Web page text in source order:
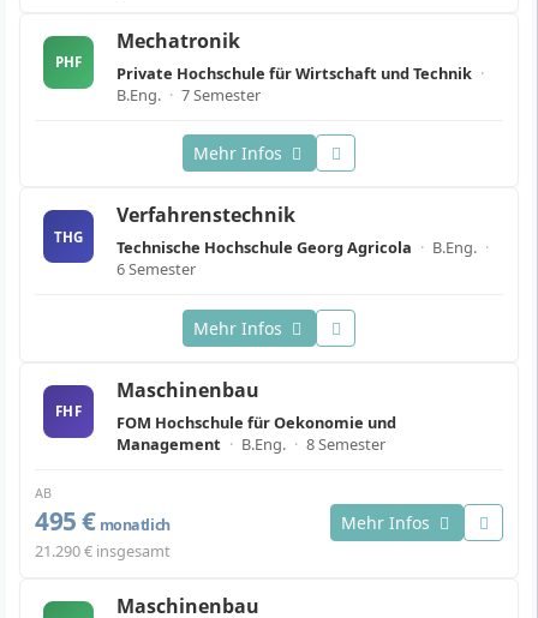
PHF
Mechatronik
Private Hochschule für Wirtschaft und Technik ·
B.Eng. · 7 Semester
Mehr Infos
THG
Verfahrenstechnik
Technische Hochschule Georg Agricola · B.Eng. ·
6 Semester
Mehr Infos
FHF
Maschinenbau
FOM Hochschule für Oekonomie und
Management · B.Eng. · 8 Semester
AB
495 € monatlich
21.290 € insgesamt
Mehr Infos
Maschinenbau